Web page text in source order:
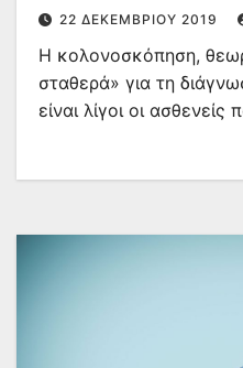
22 ΔΕΚΕΜΒΡΊΟΥ 2019
Η κολονοσκόπηση,
σταθερά» για τη
είναι λίγοι οι